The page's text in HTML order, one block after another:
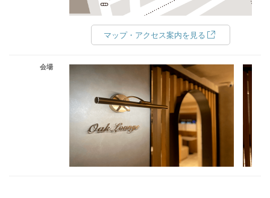
マップ・アクセス案内を見る
会場